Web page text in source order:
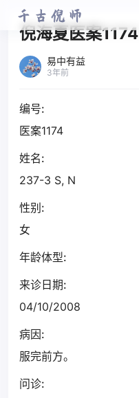
倪海夏医案1174
易中有益
3年前
编号:
医案1174
姓名:
237-3 S, N
性别:
女
年龄体型:
来诊日期:
04/10/2008
病因:
服完前方。
问诊: